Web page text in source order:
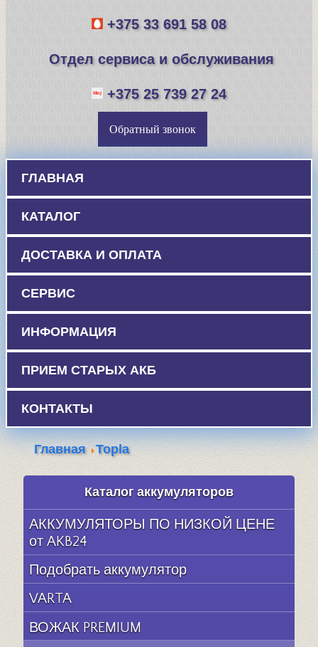
+375 33 691 58 08
Отдел сервиса и обслуживания
+375 25 739 27 24
Обратный звонок
ГЛАВНАЯ
КАТАЛОГ
ДОСТАВКА И ОПЛАТА
СЕРВИС
ИНФОРМАЦИЯ
ПРИЕМ СТАРЫХ АКБ
КОНТАКТЫ
Главная Topla
Каталог аккумуляторов
АККУМУЛЯТОРЫ ПО НИЗКОЙ ЦЕНЕ
от AKB24
Подобрать аккумулятор
VARTA
ВОЖАК PREMIUM